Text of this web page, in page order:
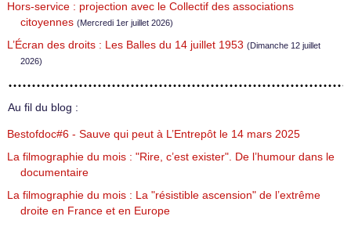
Hors-service : projection avec le Collectif des associations
citoyennes (Mercredi 1er juillet 2026)
L’Écran des droits : Les Balles du 14 juillet 1953 (Dimanche 12 juillet
2026)
Au fil du blog :
Bestofdoc#6 - Sauve qui peut à L’Entrepôt le 14 mars 2025
La filmographie du mois : "Rire, c’est exister". De l’humour dans le
documentaire
La filmographie du mois : La "résistible ascension" de l’extrême
droite en France et en Europe